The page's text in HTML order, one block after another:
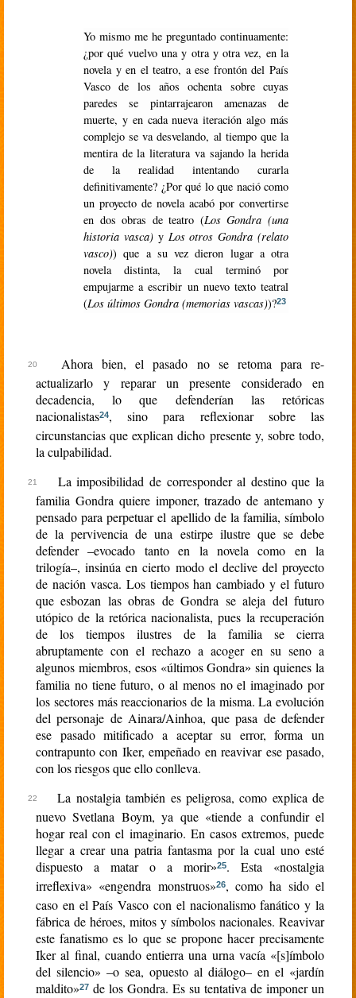
Yo mismo me he preguntado continuamente:
¿por qué vuelvo una y otra y otra vez, en la
novela y en el teatro, a ese frontón del País
Vasco de los años ochenta sobre cuyas
paredes se pintarrajearon amenazas de
muerte, y en cada nueva iteración algo más
complejo se va desvelando, al tiempo que la
mentira de la literatura va sajando la herida
de la realidad intentando curarla
definitivamente? ¿Por qué lo que nació como
un proyecto de novela acabó por convertirse
en dos obras de teatro (Los Gondra (una
historia vasca)y Los otros Gondra (relato
vasco)) que a su vez dieron lugar a otra
novela distinta, la cual terminó por
empujarme a escribir un nuevo texto teatral
(Los últimos Gondra (memorias vascas))?23
Ahora bien, el pasado no se retoma para re-
actualizarlo y reparar un presente considerado en
decadencia, lo que defenderían las retóricas
nacionalistas24, sino para reflexionar sobre las
circunstancias que explican dicho presente y, sobre todo,
la culpabilidad.
La imposibilidad de corresponder al destino que la
familia Gondra quiere imponer, trazado de antemano y
pensado para perpetuar el apellido de la familia, símbolo
de la pervivencia de una estirpe ilustre que se debe
defender –evocado tanto en la novela como en la
trilogía–, insinúa en cierto modo el declive del proyecto
de nación vasca. Los tiempos han cambiado y el futuro
que esbozan las obras de Gondra se aleja del futuro
utópico de la retórica nacionalista, pues la recuperación
de los tiempos ilustres de la familia se cierra
abruptamente con el rechazo a acoger en su seno a
algunos miembros, esos «últimos Gondra»sin quienes la
familia no tiene futuro, o al menos no el imaginado por
los sectores más reaccionarios de la misma. La evolución
del personaje de Ainara/Ainhoa, que pasa de defender
ese pasado mitificado a aceptar su error, forma un
contrapunto con Iker, empeñado en reavivar ese pasado,
con los riesgos que ello conlleva.
La nostalgia también es peligrosa, como explica de
nuevo Svetlana Boym, ya que «tiende a confundir el
hogar real con el imaginario. En casos extremos, puede
llegar a crear una patria fantasma por la cual uno esté
dispuesto a matar o a morir»25. Esta «nostalgia
irreflexiva» «engendra monstruos»26, como ha sido el
caso en el País Vasco con el nacionalismo fanático y la
fábrica de héroes, mitos y símbolos nacionales. Reavivar
este fanatismo es lo que se propone hacer precisamente
Iker al final, cuando entierra una urna vacía «[s]ímbolo
del silencio» –o sea, opuesto al diálogo– en el «jardín
maldito»27 de los Gondra. Es su tentativa de imponer un